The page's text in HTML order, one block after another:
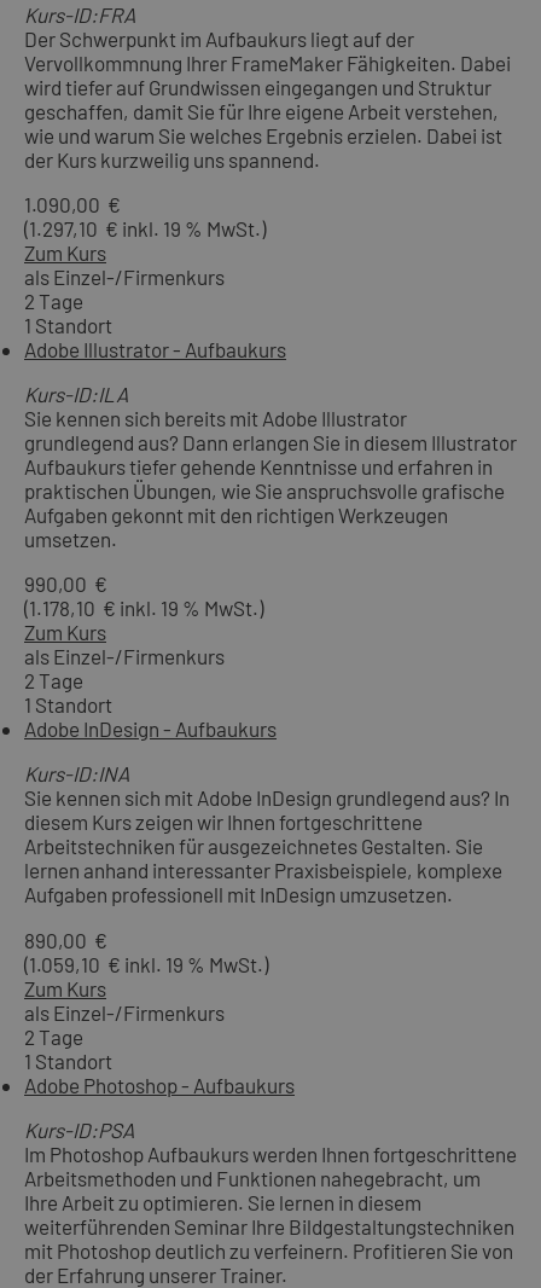
Kurs-ID:FRA
Der Schwerpunkt im Aufbaukurs liegt auf der
Vervollkommnung Ihrer FrameMaker Fähigkeiten. Dabei
wird tiefer auf Grundwissen eingegangen und Struktur
geschaffen, damit Sie für Ihre eigene Arbeit verstehen,
wie und warum Sie welches Ergebnis erzielen. Dabei ist
der Kurs kurzweilig uns spannend.
1.090,00 €
(1.297,10 € inkl. 19 % MwSt.)
Zum Kurs
als Einzel-/Firmenkurs
2 Tage
1 Standort
Adobe Illustrator - Aufbaukurs
Kurs-ID:ILA
Sie kennen sich bereits mit Adobe Illustrator
grundlegend aus? Dann erlangen Sie in diesem Illustrator
Aufbaukurs tiefer gehende Kenntnisse und erfahren in
praktischen Übungen, wie Sie anspruchsvolle grafische
Aufgaben gekonnt mit den richtigen Werkzeugen
umsetzen.
990,00 €
(1.178,10 € inkl. 19 % MwSt.)
Zum Kurs
als Einzel-/Firmenkurs
2 Tage
1 Standort
Adobe InDesign - Aufbaukurs
Kurs-ID:INA
Sie kennen sich mit Adobe InDesign grundlegend aus? In
diesem Kurs zeigen wir Ihnen fortgeschrittene
Arbeitstechniken für ausgezeichnetes Gestalten. Sie
lernen anhand interessanter Praxisbeispiele, komplexe
Aufgaben professionell mit InDesign umzusetzen.
890,00 €
(1.059,10 € inkl. 19 % MwSt.)
Zum Kurs
als Einzel-/Firmenkurs
2 Tage
1 Standort
Adobe Photoshop - Aufbaukurs
Kurs-ID:PSA
Im Photoshop Aufbaukurs werden Ihnen fortgeschrittene
Arbeitsmethoden und Funktionen nahegebracht, um
Ihre Arbeit zu optimieren. Sie lernen in diesem
weiterführenden Seminar Ihre Bildgestaltungstechniken
mit Photoshop deutlich zu verfeinern. Profitieren Sie von
der Erfahrung unserer Trainer.